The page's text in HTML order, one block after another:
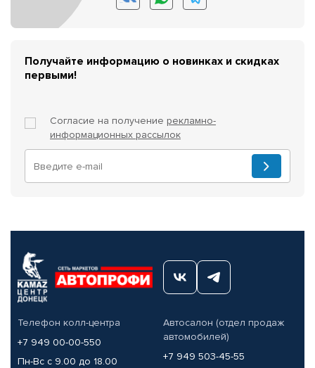
Получайте информацию о новинках и скидках
первыми!
Согласие на получение рекламно-
информационных рассылок
Телефон колл-центра
+7 949 00-00-550
Пн-Вс с 9.00 до 18.00
Автосалон (отдел продаж
автомобилей)
+7 949 503-45-55